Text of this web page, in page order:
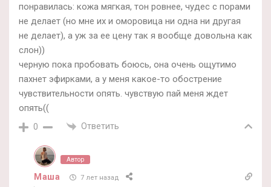
понравилась: кожа мягкая, тон ровнее, чудес с порами
не делает (но мне их и оморовица ни одна ни другая
не делает), а уж за ее цену так я вообще довольна как
слон))
черную пока пробовать боюсь, она очень ощутимо
пахнет эфирками, а у меня какое-то обострение
чувствительности опять. чувствую пай меня ждет
опять((
0 Ответить
Автор
Маша 7 лет назад